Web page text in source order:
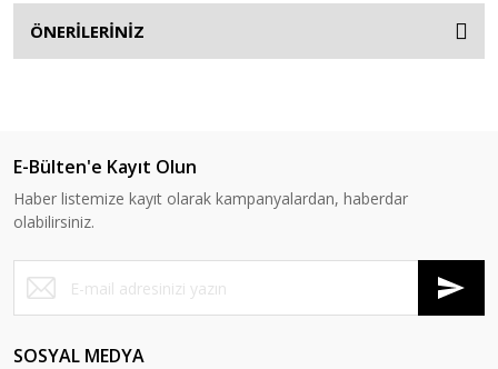
ÖNERİLERİNİZ
E-Bülten'e Kayıt Olun
Haber listemize kayıt olarak kampanyalardan, haberdar
olabilirsiniz.
SOSYAL MEDYA